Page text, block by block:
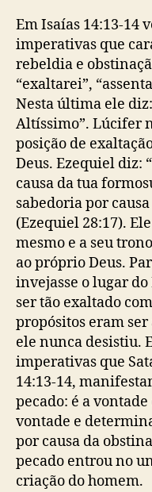
Em Isaías 14:13-14
imperativas que
rebeldia e
“exaltarei”,
Nesta última ele
Altíssimo”. Lúcifer
posição de
Deus. Ezequiel diz:
causa da tua
sabedoria por
(Ezequiel 28:17).
mesmo e a seu
ao próprio Deus.
invejasse o lugar do
ser tão exaltado
propósitos eram ser
ele nunca desistiu.
imperativas que
14:13-14,
pecado: é a
vontade e
por causa da
pecado entrou no
criação do homem.